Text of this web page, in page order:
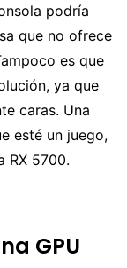
podría
que no ofrece
es que
ya que
caras. Una
esté un juego,
RX 5700.
GPU